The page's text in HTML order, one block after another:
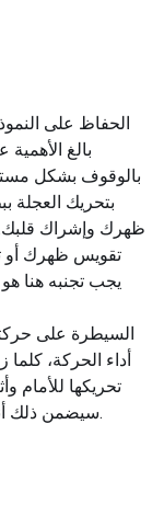
الحفاظ على
بالغ
بالوقوف بشكل
بتحريك العجلة
ظهرك وإشراك
تقويس ظهرك أو
يجب تجنبه هنا
السيطرة على
أداء الحركة،
تحريكها للأمام
سيضمن ذلك أنك تشغل عضلاتك طوال الحركة بأكملها.